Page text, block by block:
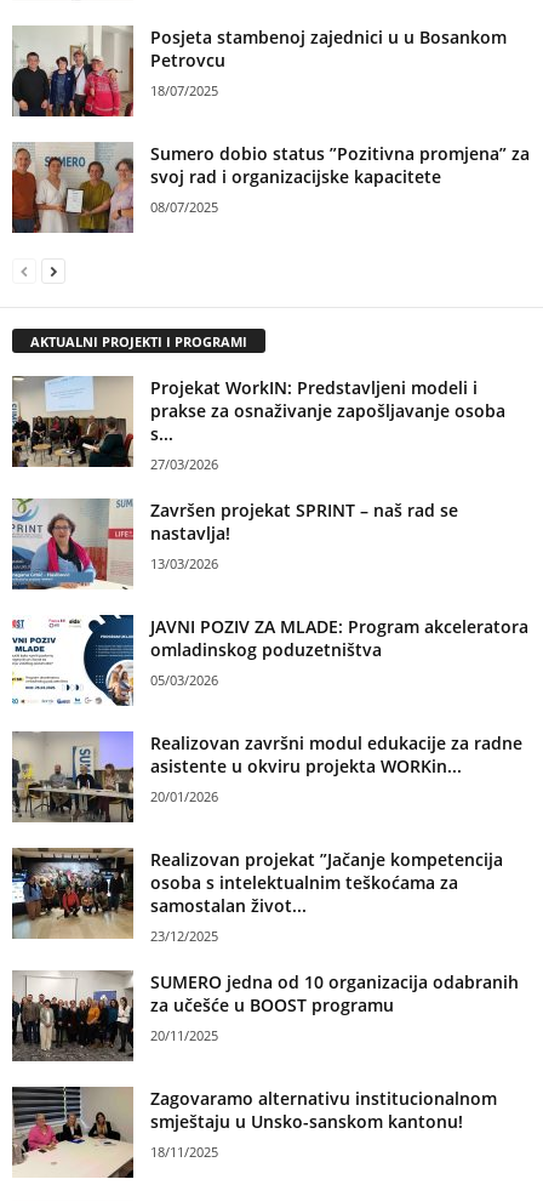
Posjeta stambenoj zajednici u u Bosankom
Petrovcu
18/07/2025
Sumero dobio status ”Pozitivna promjena” za
svoj rad i organizacijske kapacitete
08/07/2025
AKTUALNI PROJEKTI I PROGRAMI
Projekat WorkIN: Predstavljeni modeli i
prakse za osnaživanje zapošljavanje osoba
s...
27/03/2026
Završen projekat SPRINT – naš rad se
nastavlja!
13/03/2026
JAVNI POZIV ZA MLADE: Program akceleratora
omladinskog poduzetništva
05/03/2026
Realizovan završni modul edukacije za radne
asistente u okviru projekta WORKin...
20/01/2026
Realizovan projekat ”Jačanje kompetencija
osoba s intelektualnim teškoćama za
samostalan život...
23/12/2025
SUMERO jedna od 10 organizacija odabranih
za učešće u BOOST programu
20/11/2025
Zagovaramo alternativu institucionalnom
smještaju u Unsko-sanskom kantonu!
18/11/2025